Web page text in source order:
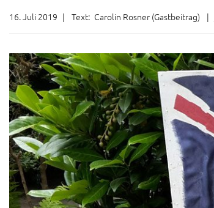
16. Juli 2019 | Text: Carolin Rosner (Gastbeitrag) |